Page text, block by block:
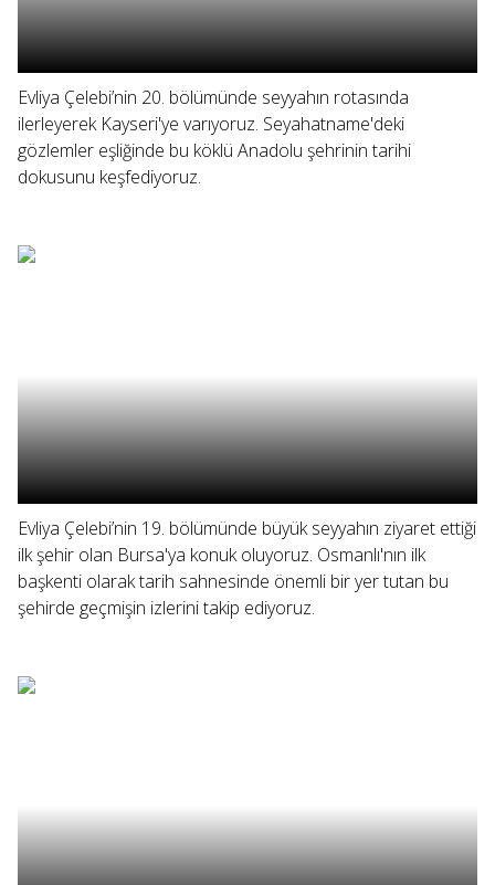
Evliya Çelebi’nin 20. bölümünde seyyahın rotasında
ilerleyerek Kayseri'ye varıyoruz. Seyahatname'deki
gözlemler eşliğinde bu köklü Anadolu şehrinin tarihi
dokusunu keşfediyoruz.
Evliya Çelebi’nin 19. bölümünde büyük seyyahın ziyaret ettiği
ilk şehir olan Bursa'ya konuk oluyoruz. Osmanlı'nın ilk
başkenti olarak tarih sahnesinde önemli bir yer tutan bu
şehirde geçmişin izlerini takip ediyoruz.